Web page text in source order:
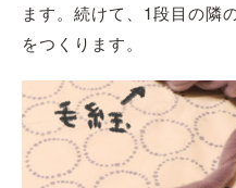
ます。続けて、1段目の隣
をつくります。